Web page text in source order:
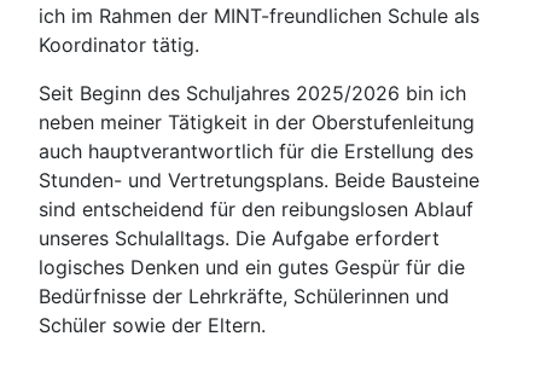
ich im Rahmen der MINT-freundlichen Schule als
Koordinator tätig.
Seit Beginn des Schuljahres 2025/2026 bin ich
neben meiner Tätigkeit in der Oberstufenleitung
auch hauptverantwortlich für die Erstellung des
Stunden- und Vertretungsplans. Beide Bausteine
sind entscheidend für den reibungslosen Ablauf
unseres Schulalltags. Die Aufgabe erfordert
logisches Denken und ein gutes Gespür für die
Bedürfnisse der Lehrkräfte, Schülerinnen und
Schüler sowie der Eltern.